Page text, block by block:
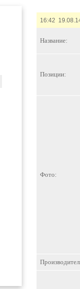
16:42
Название:
Позиции:
Фото: